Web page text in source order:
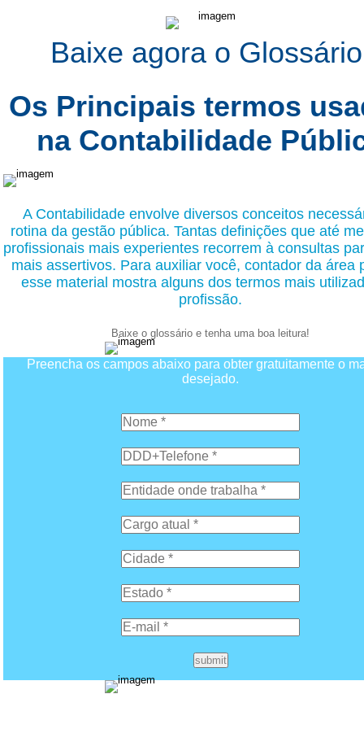
Baixe agora o
Os Principais termos
na Contabilidade
A Contabilidade envolve diversos conceitos
rotina da gestão pública. Tantas definições que até
profissionais mais experientes recorrem à consultas
mais assertivos. Para auxiliar você, contador da área
esse material mostra alguns dos termos mais
profissão.
Baixe o glossário e tenha uma boa leitura!
Preencha os campos abaixo para obter gratuitamente o
desejado.